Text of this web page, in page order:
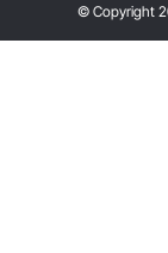
© Copyright